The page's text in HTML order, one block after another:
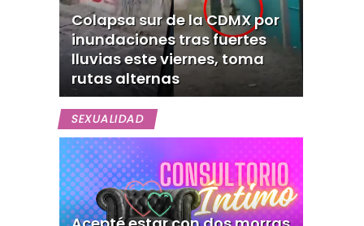
Colapsa sur de la CDMX por
inundaciones tras fuertes
lluvias este viernes, toma
rutas alternas
SEXUALIDAD